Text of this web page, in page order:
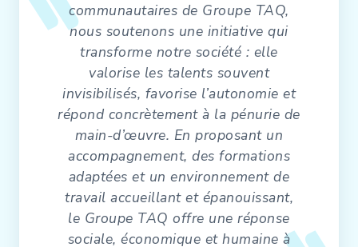
communautaires de Groupe TAQ,
nous soutenons une initiative qui
transforme notre société : elle
valorise les talents souvent
invisibilisés, favorise l’autonomie et
répond concrètement à la pénurie de
main-d’œuvre. En proposant un
accompagnement, des formations
adaptées et un environnement de
travail accueillant et épanouissant,
le Groupe TAQ offre une réponse
sociale, économique et humaine à